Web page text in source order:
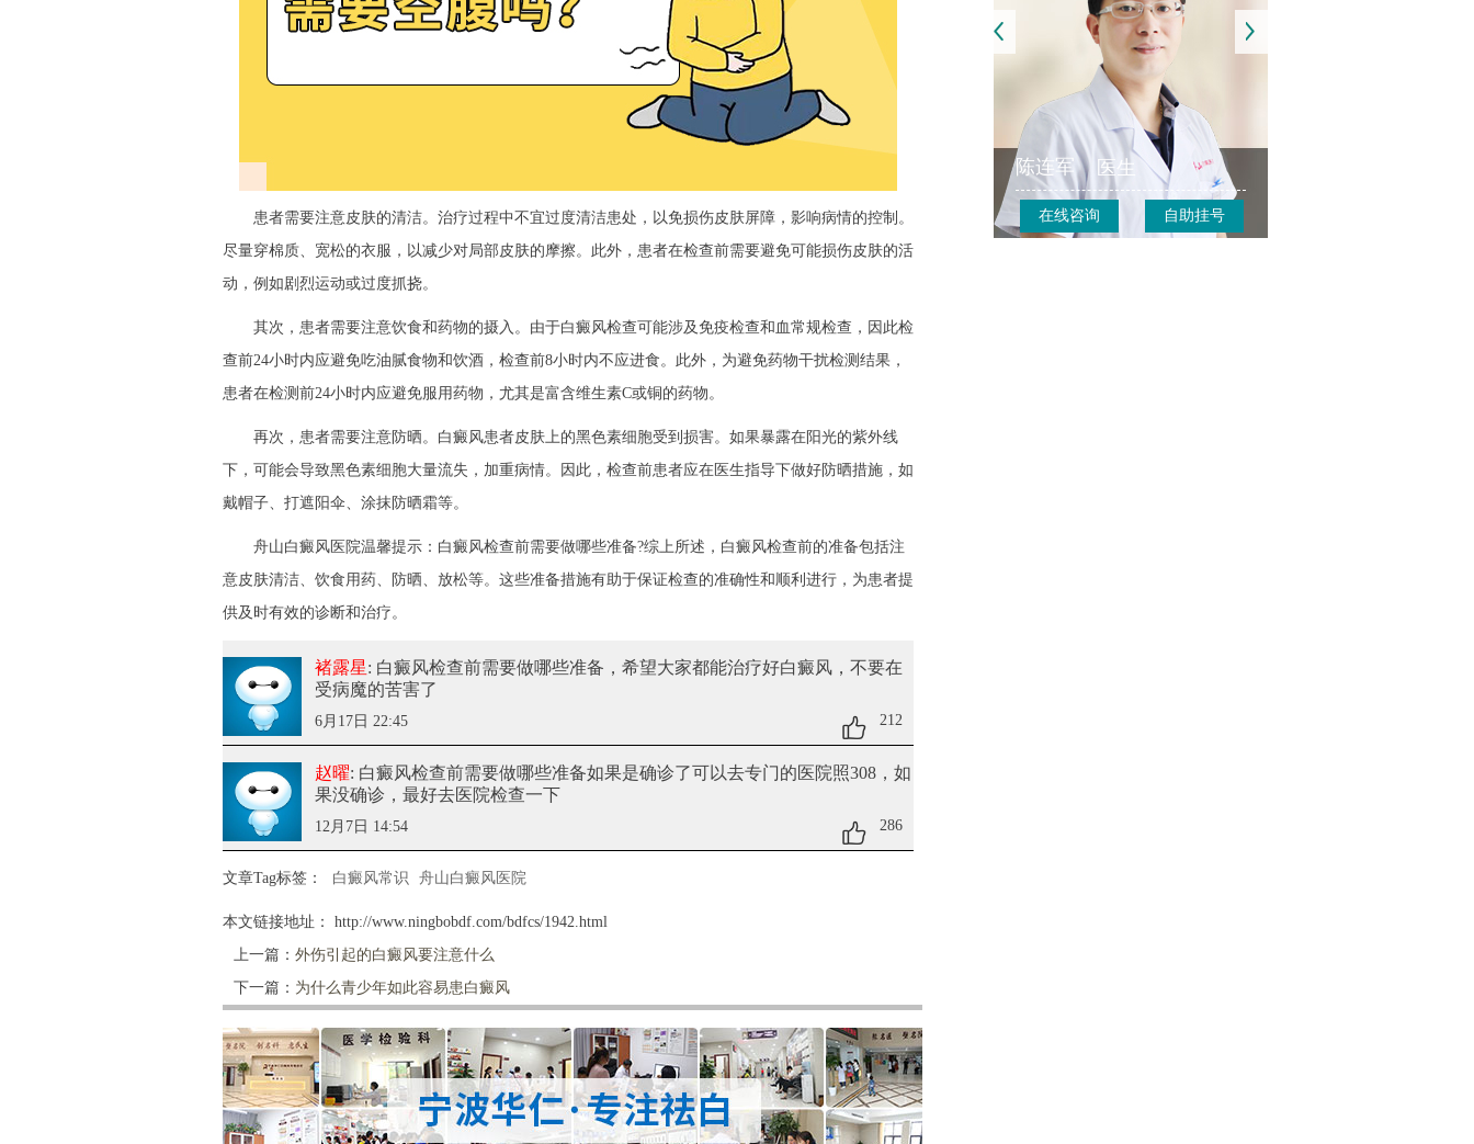
患者需要注意皮肤的清洁。治疗过程中不宜过度清洁患处，以免损伤皮肤屏障，影响病情的控制。
尽量穿棉质、宽松的衣服，以减少对局部皮肤的摩擦。此外，患者在检查前需要避免可能损伤皮肤的活
动，例如剧烈运动或过度抓挠。
其次，患者需要注意饮食和药物的摄入。由于白癜风检查可能涉及免疫检查和血常规检查，因此检
查前24小时内应避免吃油腻食物和饮酒，检查前8小时内不应进食。此外，为避免药物干扰检测结果，
患者在检测前24小时内应避免服用药物，尤其是富含维生素C或铜的药物。
再次，患者需要注意防晒。白癜风患者皮肤上的黑色素细胞受到损害。如果暴露在阳光的紫外线
下，可能会导致黑色素细胞大量流失，加重病情。因此，检查前患者应在医生指导下做好防晒措施，如
戴帽子、打遮阳伞、涂抹防晒霜等。
舟山白癜风医院温馨提示：白癜风检查前需要做哪些准备?综上所述，白癜风检查前的准备包括注
意皮肤清洁、饮食用药、防晒、放松等。这些准备措施有助于保证检查的准确性和顺利进行，为患者提
供及时有效的诊断和治疗。
褚露星: 白癜风检查前需要做哪些准备 ，希望大家都能治疗好白癜风，不要在
受病魔的苦害了
6月17日 22:45 212
赵曜: 白癜风检查前需要做哪些准备如果是确诊了可以去专门的医院照308，如
果没确诊，最好去医院检查一下
12月7日 14:54 286
文章Tag标签： 白癜风常识 舟山白癜风医院
本文链接地址：
http://www.ningbobdf.com/bdfcs/1942.html
上一篇： 外伤引起的白癜风要注意什么
下一篇： 为什么青少年如此容易患白癜风
陈连军 医生
在线咨询 自助挂号